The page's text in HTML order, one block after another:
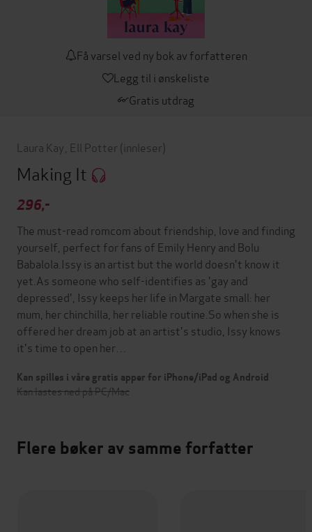
Få varsel ved ny bok av forfatteren
Legg til i ønskeliste
Gratis utdrag
Laura Kay Ell Potter (innleser)
Making It
296,-
The must-read romcom about friendship, love and finding
yourself, perfect for fans of Emily Henry and Bolu
Babalola.Issy is an artist but the world doesn't know it
yet.As someone who self-identifies as 'gay and
depressed', Issy keeps her life in Margate small: her
mum, her chinchilla, her reliable routine.So when she is
offered her dream job at an artist's studio, Issy knows
it's time to open her…
Kan spilles i våre gratis apper for iPhone/iPad og Android
Kan lastes ned på PC/Mac
Flere bøker av samme forfatter